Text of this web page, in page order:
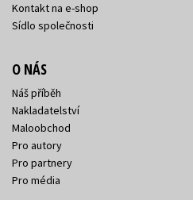
Kontakt na e-shop
Sídlo společnosti
O NÁS
Náš příběh
Nakladatelství
Maloobchod
Pro autory
Pro partnery
Pro média